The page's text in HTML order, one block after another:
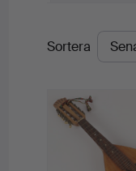
Slutpriser
Sortera